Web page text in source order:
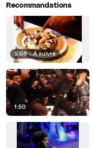
Recommandations
5:06 | À suivre
1:50